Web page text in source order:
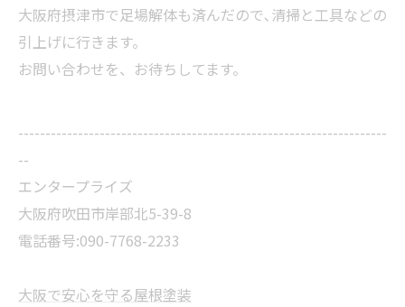
大阪府摂津市で足場解体も済んだので､清掃と工具などの
引上げに行きます。
お問い合わせを、お待ちしてます。
--------------------------------------------------------------------
--
エンタープライズ
大阪府吹田市岸部北5-39-8
電話番号:090-7768-2233
大阪で安心を守る屋根塗装